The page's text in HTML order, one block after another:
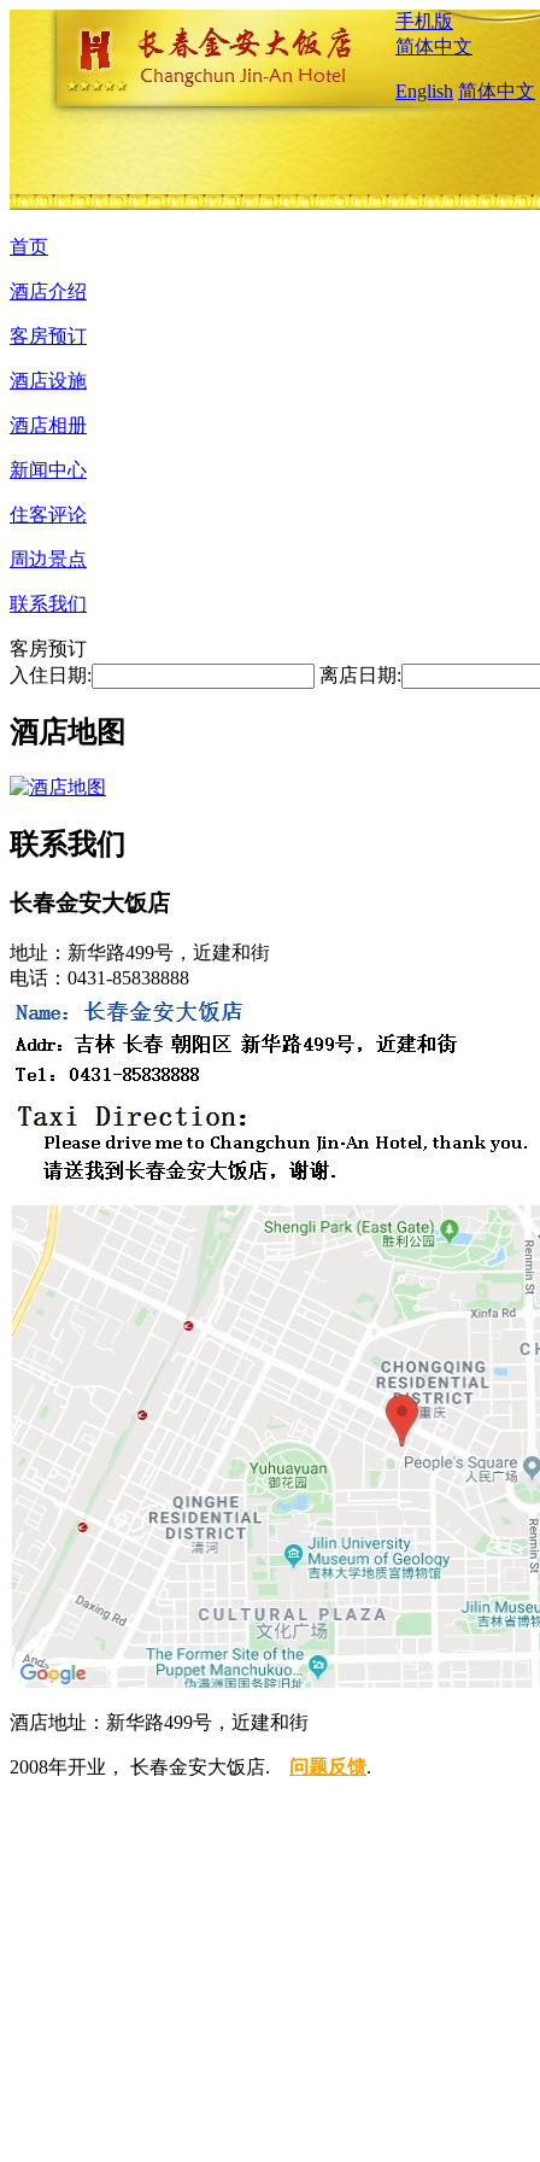
手机版
简体中文
English 简体中文
首页
酒店介绍
客房预订
酒店设施
酒店相册
新闻中心
住客评论
周边景点
联系我们
客房预订
入住日期:
离店日期:
酒店地图
联系我们
长春金安大饭店
地址：新华路499号，近建和街
电话：0431-85838888
酒店地址：新华路499号，近建和街
2008年开业， 长春金安大饭店. 问题反馈.